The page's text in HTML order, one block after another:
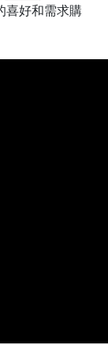
喜好和需求購